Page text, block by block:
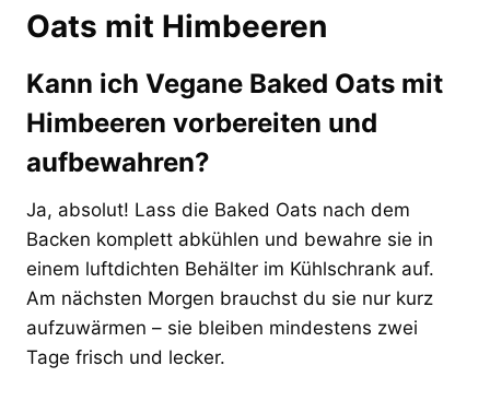
Oats mit Himbeeren
Kann ich Vegane Baked Oats mit
Himbeeren vorbereiten und
aufbewahren?
Ja, absolut! Lass die Baked Oats nach dem
Backen komplett abkühlen und bewahre sie in
einem luftdichten Behälter im Kühlschrank auf.
Am nächsten Morgen brauchst du sie nur kurz
aufzuwärmen – sie bleiben mindestens zwei
Tage frisch und lecker.